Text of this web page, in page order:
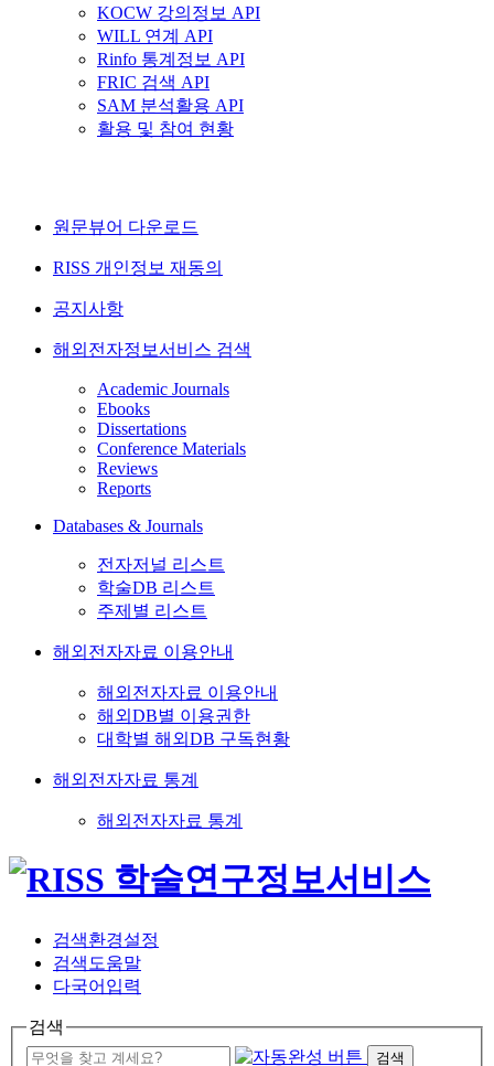
KOCW 강의정보 API
WILL 연계 API
Rinfo 통계정보 API
FRIC 검색 API
SAM 분석활용 API
활용 및 참여 현황
원문뷰어 다운로드
RISS 개인정보 재동의
공지사항
해외전자정보서비스 검색
Academic Journals
Ebooks
Dissertations
Conference Materials
Reviews
Reports
Databases & Journals
전자저널 리스트
학술DB 리스트
주제별 리스트
해외전자자료 이용안내
해외전자자료 이용안내
해외DB별 이용권한
대학별 해외DB 구독현황
해외전자자료 통계
해외전자자료 통계
검색환경설정
검색도움말
다국어입력
검색
검색